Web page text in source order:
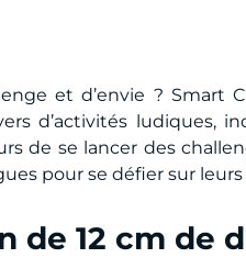
et d’envie ? Smart
d’activités ludiques,
de se lancer des
pour se défier sur
de 12 cm de